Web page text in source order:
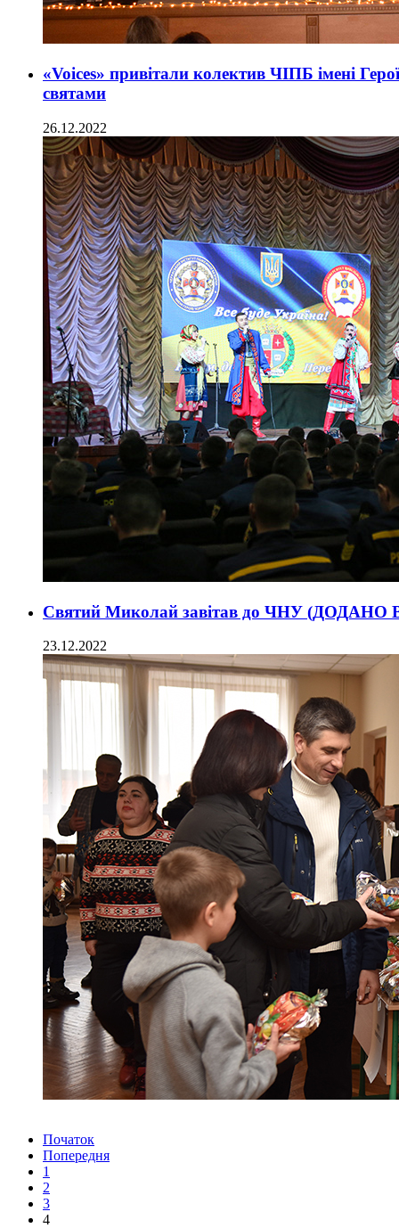
«Voices» привітали колектив ЧІПБ імені
святами
26.12.2022
Святий Миколай завітав до ЧНУ (ДОДАНО
23.12.2022
Початок
Попередня
1
2
3
4